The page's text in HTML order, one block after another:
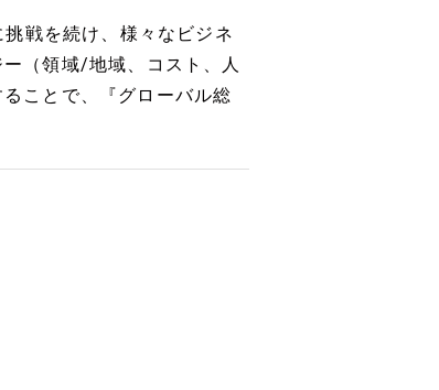
戦を続け、様々なビジネ
（領域/地域、コスト、人
ことで、『グローバル総